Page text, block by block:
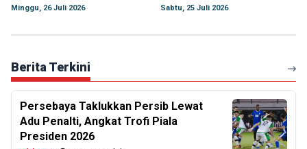
Minggu, 26 Juli 2026 Sabtu, 25 Juli 2026
Berita Terkini
Persebaya Taklukkan Persib Lewat
Adu Penalti, Angkat Trofi Piala
Presiden 2026